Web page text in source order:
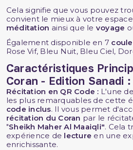
Cela signifie que vous pouvez
convient le mieux à votre
méditation ainsi que le voyage
Également disponible en 7
Rose Vif, Bleu Nuit, Bleu Ciel,
Caractéristiques
Coran - Edition Sanadi :
Récitation en QR Code : L'une
les plus remarquables de cette
code inclus. Il vous permet
récitation du Coran par le
"Sheikh Maher Al Maaiqli". Cela
expérience de lecture en une
enrichissante.